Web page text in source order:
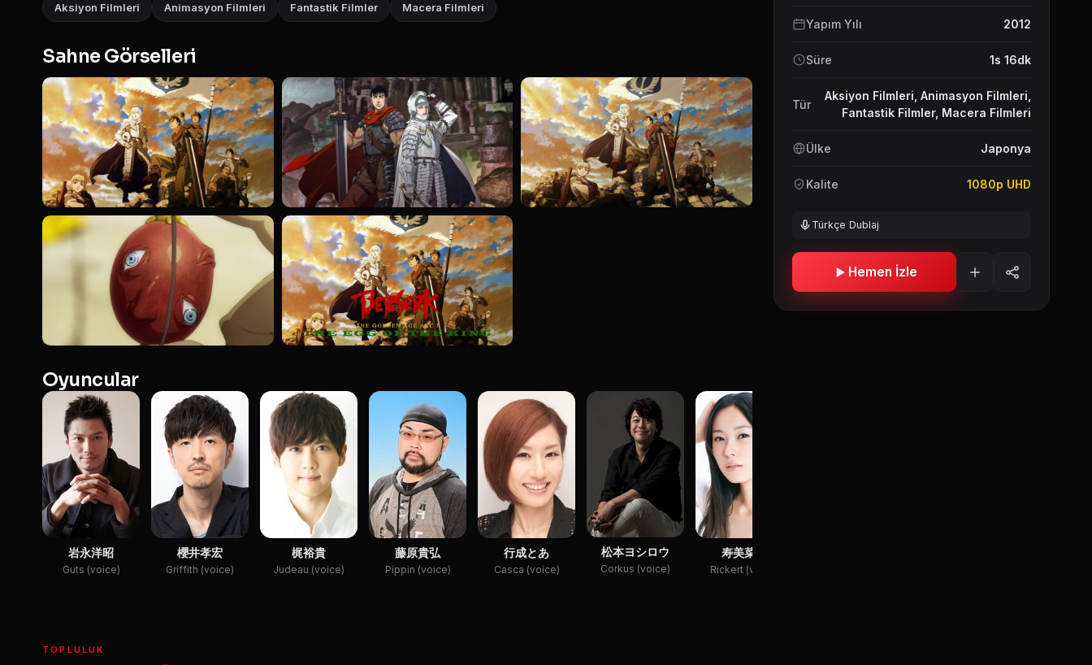
Aksiyon Filmleri Animasyon Filmleri Fantastik Filmler Macera Filmleri
Sahne Görselleri
Oyuncular
岩永洋昭
Guts (voice)
櫻井孝宏
Griffith (voice)
梶裕貴
Judeau (voice)
藤原貴弘
Pippin (voice)
行成とあ
Casca (voice)
松本ヨシロウ
Corkus (voice)
寿美菜子
Rickert (voice)
Yapım Yılı 2012
Süre 1s 16dk
Tür
Aksiyon Filmleri Animasyon Filmleri
Fantastik Filmler, Macera Filmleri
Ülke Japonya
Kalite 1080p UHD
Türkçe Dublaj
Hemen İzle
TOPLULUK